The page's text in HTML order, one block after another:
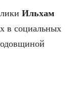
Ильхам
в социальных